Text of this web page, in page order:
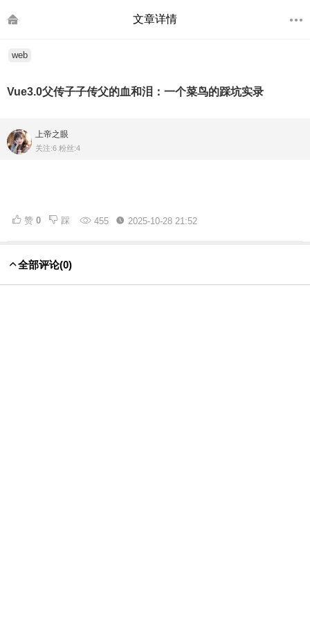
文章详情
web
Vue3.0父传子子传父的血和泪：一个菜鸟的踩坑实录
上帝之眼
关注:6 粉丝:4
赞 0 踩 455 2025-10-28 21:52
全部评论(0)